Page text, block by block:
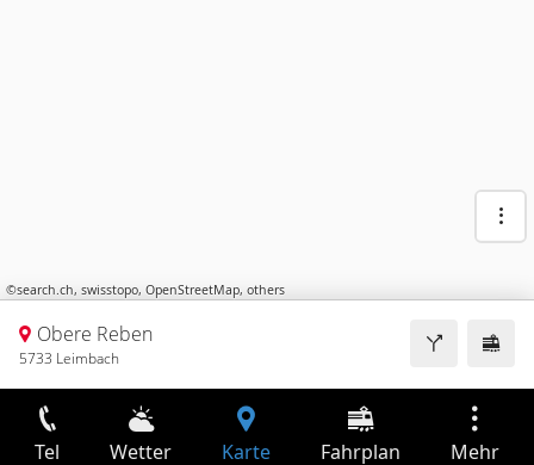
©search.ch, swisstopo, OpenStreetMap, others
Obere Reben
5733 Leimbach
Tel Wetter Karte Fahrplan Mehr